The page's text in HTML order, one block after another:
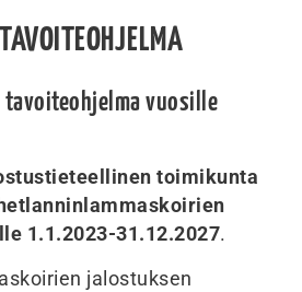
vuosille
toimikunta
1.1.2023-31.12.2027.
jalostuksen